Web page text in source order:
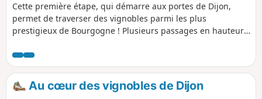
Cette première étape, qui démarre aux portes de Dijon,
permet de traverser des vignobles parmi les plus
prestigieux de Bourgogne ! Plusieurs passages en hauteur,
de variété et offrent quelques superbes panoramas.
Au cœur des vignobles de Dijon